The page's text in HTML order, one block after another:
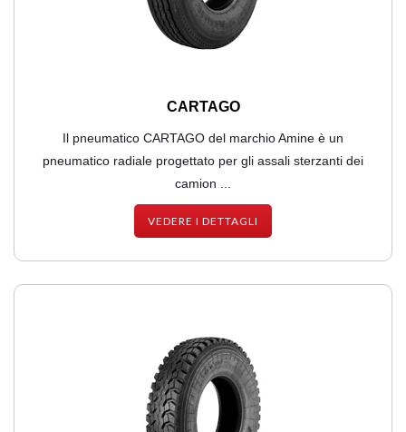
CARTAGO
Il pneumatico CARTAGO del marchio Amine è un
pneumatico radiale progettato per gli assali sterzanti dei
camion ...
VEDERE I DETTAGLI